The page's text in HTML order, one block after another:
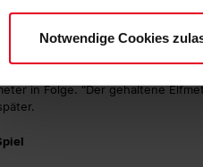
Notwendige Cookies
sich dann der Video-
Nach eigener Überprüfung am
in dieser Saison schon zweimal
Nummer 1 parierte und
in Folge. "Der gehaltene